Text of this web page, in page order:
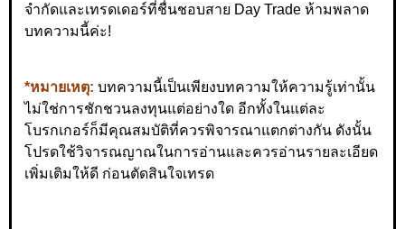
จำกัดและเทรดเดอร์ที่ชื่นชอบสาย Day Trade ห้ามพลาด
บทความนี้ค่ะ!
*หมายเหตุ: บทความนี้เป็นเพียงบทความให้ความรู้เท่านั้น
ไม่ใช่การชักชวนลงทุนแต่อย่างใด อีกทั้งในแต่ละ
โบรกเกอร์ก็มีคุณสมบัติที่ควรพิจารณาแตกต่างกัน ดังนั้น
โปรดใช้วิจารณญาณในการอ่านและควรอ่านรายละเอียด
เพิ่มเติมให้ดี ก่อนตัดสินใจเทรด